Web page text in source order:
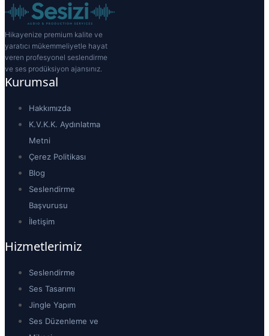
Hikayenize premium kalite ve
yaratıcı mükemmeliyetle hayat
veren profesyonel seslendirme
ve ses prodüksiyon ajansınız.
Kurumsal
Hakkımızda
K.V.K.K. Aydınlatma
Metni
Çerez Politikası
Blog
Seslendirme
Başvurusu
İletişim
Hizmetlerimiz
Seslendirme
Ses Tasarımı
Jingle Yapım
Ses Düzenleme ve